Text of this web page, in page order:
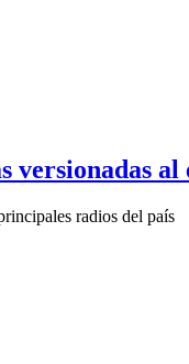
versionadas al
radios del país